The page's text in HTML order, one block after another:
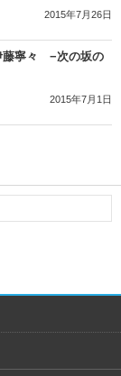
2015年7月26日
藤寧々 −次の坂の
2015年7月1日